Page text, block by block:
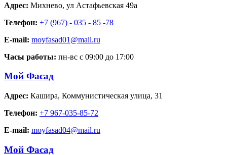
Адрес: Михнево, ул Астафьевская 49а
Телефон: +7 (967) - 035 - 85 -78
E-mail: moyfasad01@mail.ru
Часы работы: пн-вс с 09:00 до 17:00
Мой Фасад
Адрес: Кашира, Коммунистическая улица, 31
Телефон: +7 967-035-85-72
E-mail: moyfasad04@mail.ru
Мой Фасад